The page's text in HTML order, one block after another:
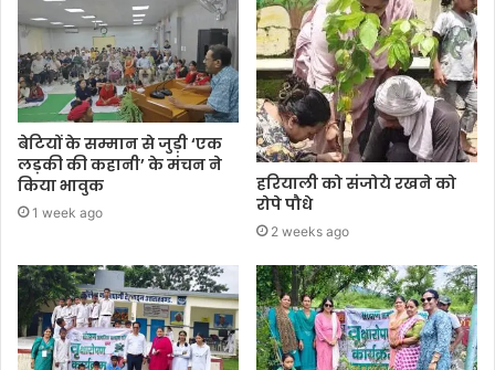
बेटियों के सम्मान से जुड़ी ‘एक
लड़की की कहानी’ के मंचन ने
किया भावुक
1 week ago
हरियाली को संजोये रखने को
रोपे पौधे
2 weeks ago